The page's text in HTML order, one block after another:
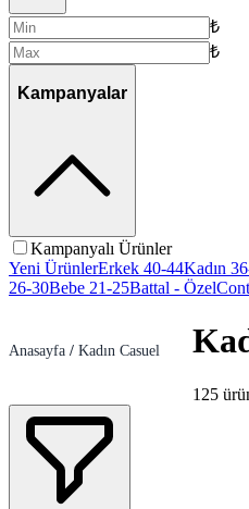
₺
₺
Kampanyalar
Kampanyalı Ürünler
Yeni ÜrünlerErkek 40-44Kadın
26-30Bebe 21-25Battal - Özel
Anasayfa / Kadın Casuel
125